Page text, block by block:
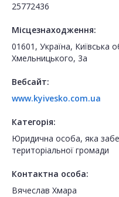
25772436
Місцезнаходження:
01601, Україна, Київська
Хмельницького, 3а
Вебсайт:
www.kyivesko.com.ua
Категорія:
Юридична особа, яка
територіальної громади
Контактна особа:
Вячеслав Хмара